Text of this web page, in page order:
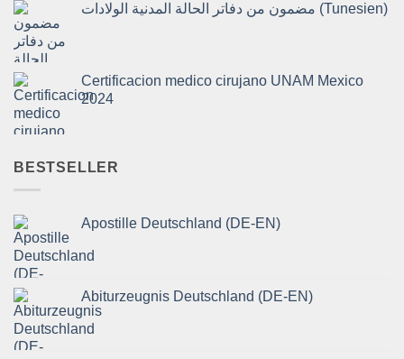
مضمون من دفاتر الحالة المدنية الولادات (Tunesien)
Certificacion medico cirujano UNAM Mexico
2024
BESTSELLER
Apostille Deutschland (DE-EN)
Abiturzeugnis Deutschland (DE-EN)